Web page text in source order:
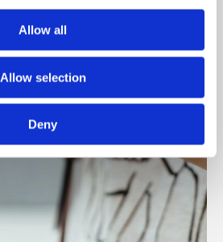
Allow all
Allow selection
Deny